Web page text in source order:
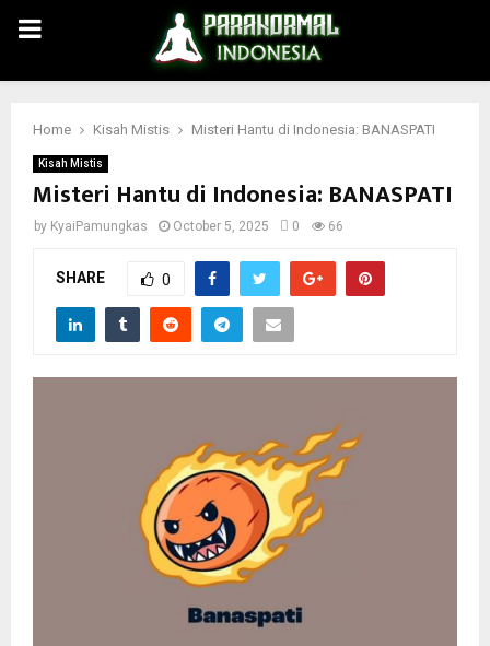
PRIMARY
MENU
Home Kisah Mistis Misteri Hantu di Indonesia: BANASPATI
Kisah Mistis
Misteri Hantu di Indonesia: BANASPATI
by KyaiPamungkas October 5, 2025 0 66
SHARE 0